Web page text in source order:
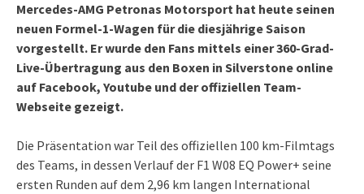
Mercedes-AMG Petronas Motorsport hat heute seinen
neuen Formel-1-Wagen für die diesjährige Saison
vorgestellt. Er wurde den Fans mittels einer 360-Grad-
Live-Übertragung aus den Boxen in Silverstone online
auf Facebook, Youtube und der offiziellen Team-
Webseite gezeigt.
Die Präsentation war Teil des offiziellen 100 km-Filmtags
des Teams, in dessen Verlauf der F1 W08 EQ Power+ seine
ersten Runden auf dem 2,96 km langen International